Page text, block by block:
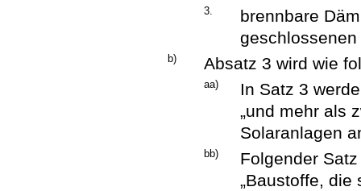
3.
brennbare
geschlossenen
b) Absatz 3 wird wie
aa)
In Satz 3
„und mehr als
Solaranlagen
bb)
Folgender
„Baustoffe, die